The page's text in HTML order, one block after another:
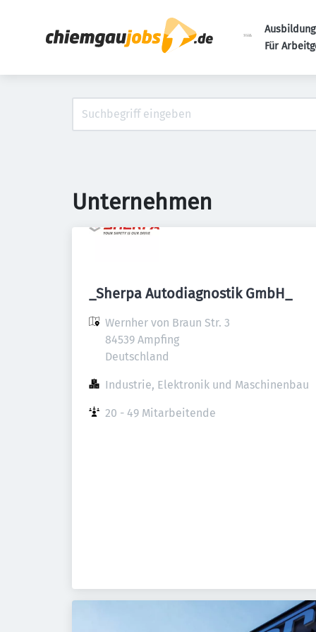
Für
Unternehmen
_Sherpa Autodiagnostik GmbH_
Wernher von Braun Str. 3
84539 Ampfing
Deutschland
Industrie, Elektronik und Maschinenbau
20 - 49 Mitarbeitende